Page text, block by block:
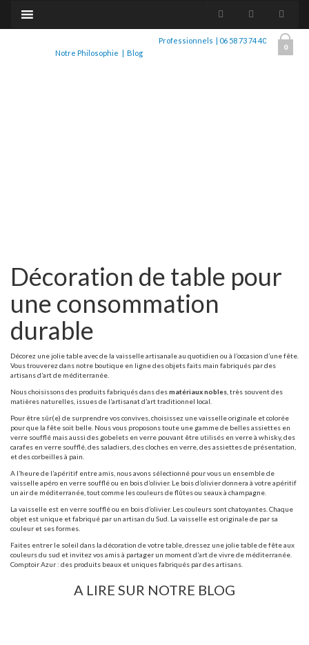
0
Notre Philosophie | Blog
Professionnels | 06 58 73 74 40
Décoration de table pour
une consommation
durable
Décorez une jolie table avec de la vaisselle artisanale au quotidien ou à l’occasion d’une fête.
Vous trouverez dans notre boutique en ligne des objets faits main fabriqués par des
artisans d’art de méditerranée.
Nous choisissons des produits fabriqués dans desmatériaux nobles , très souvent des
matières naturelles, issues de l’artisanat d’art traditionnel local.
Pour être sûr(e) de surprendre vos convives, choisissez une vaisselle originale et colorée
pour que la fête soit belle. Nous vous proposons toute une gamme de belles assiettes en
verre soufflé mais aussi des gobelets en verre pouvant être utilisés en verre à whisky, des
carafes en verre soufflé, des saladiers, des cloches en verre, des assiettes de présentation,
et des corbeilles à pain.
A l’heure de l’apéritif entre amis, nous avons sélectionné pour vous un ensemble de
vaisselle apéro en verre soufflé ou en bois d’olivier. Le bois d’olivier donnera à votre apéritif
un air de méditerranée, tout comme les couleurs de flûtes ou seaux à champagne.
La vaisselle est en verre soufflé ou en bois d’olivier. Les couleurs sont chatoyantes. Chaque
objet est unique et fabriqué par un artisan du Sud. La vaisselle est originale de par sa
couleur et ses formes.
Faites entrer le soleil dans la décoration de votre table, dressez une jolie table de fête aux
couleurs du sud et invitez vos amis à partager un moment d’art de vivre de méditerranée.
Comptoir Azur : des produits beaux et uniques fabriqués par des artisans.
A LIRE SUR NOTRE BLOG